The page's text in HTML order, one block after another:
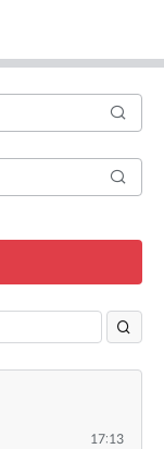
17:13